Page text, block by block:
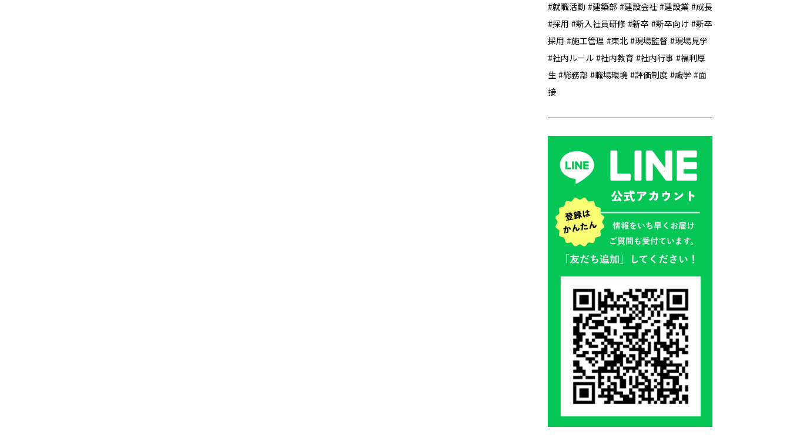
就職活動 建築部 建設会社 建設業 成長
採用
新入社員研修 新卒 新卒向け 新卒
採用
施工管理 東北 現場監督
現場見学
社内ルール 社内教育 社内行事
福利厚
生 総務部 職場環境 評価制度 識学
面
接